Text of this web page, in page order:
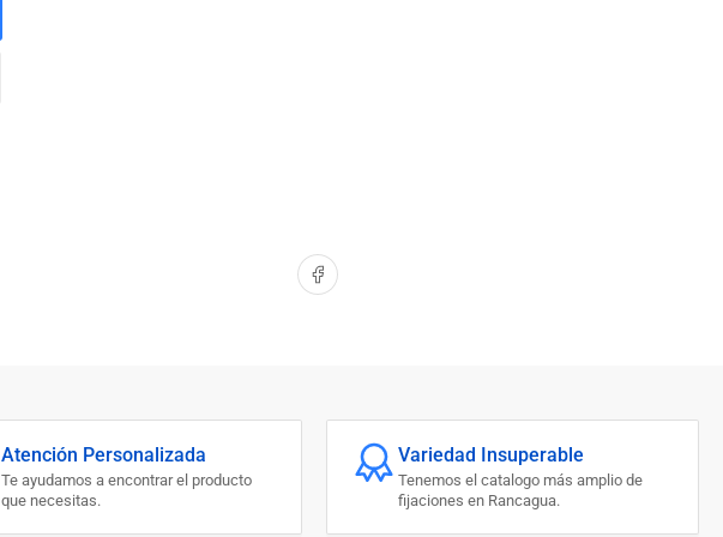
Compartir en Facebook
Atención Personalizada
Te ayudamos a encontrar el producto
que necesitas.
Variedad Insuperable
Tenemos el catalogo más amplio de
fijaciones en Rancagua.